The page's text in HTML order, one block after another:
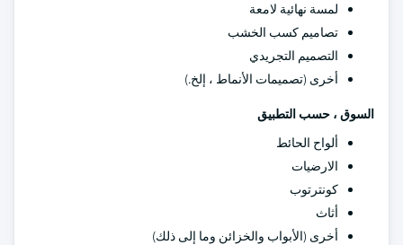
لمسة نهائية لامعة
تصاميم كسب الخشب
التصميم التجريدي
أخرى (تصميمات الأنماط ، إلخ.)
السوق ، حسب التطبيق
ألواح الحائط
الارضيات
كونترتوب
أثاث
أخرى (الأبواب والخزائن وما إلى ذلك)